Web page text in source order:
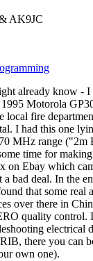
AK9JC
already know -
Motorola
local fire
I had this one
MHz range
time for
on Ebay which
bad deal. In the
that some real
over there in
quality control.
electrical
there you can
own one).